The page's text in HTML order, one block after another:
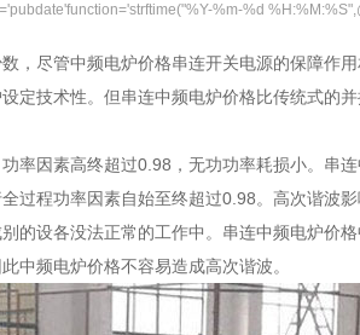
%m-%d
尽管中频电炉价格串连开关电源的保障作
定技术性。但串连中频电炉价格比传统式的并
因素高终超过0.98，无功功率耗损小。串
过程功率因素自始至终超过0.98。高次谐波
的设各没法正常的工作中。串连中频电炉价
中频电炉价格不容易造成高次谐波。